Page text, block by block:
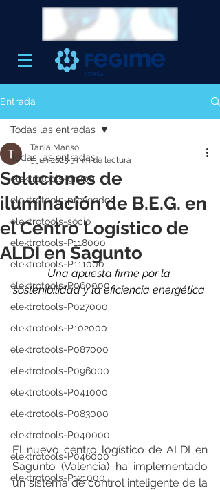
Entrada
Todas las entradas
elektrotools-grupo
elektrotools-proveedor
elektrotools-socio
elektrotools-P118000
elektrotools-P111000
elektrotools-P060000
elektrotools-P027000
elektrotools-P102000
elektrotools-P087000
elektrotools-P096000
elektrotools-P041000
elektrotools-P083000
elektrotools-P040000
elektrotools-P046000
elektrotools-P121000
Todas las entradas
Soluciones de
iluminación de B.E.G. en
el Centro Logístico de
ALDI en Sagunto
Tania Manso
5 jun 20253 min de lectura
Una apuesta firme por la
sostenibilidad y la eficiencia energética
El nuevo centro logístico de ALDI en
Sagunto (Valencia) ha implementado
un sistema de control inteligente de la